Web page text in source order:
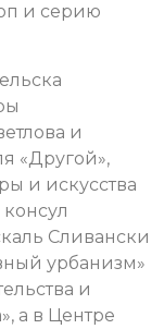
и серию
и
«Другой»,
и искусства
Сливански
урбанизм»
и
а в Центре